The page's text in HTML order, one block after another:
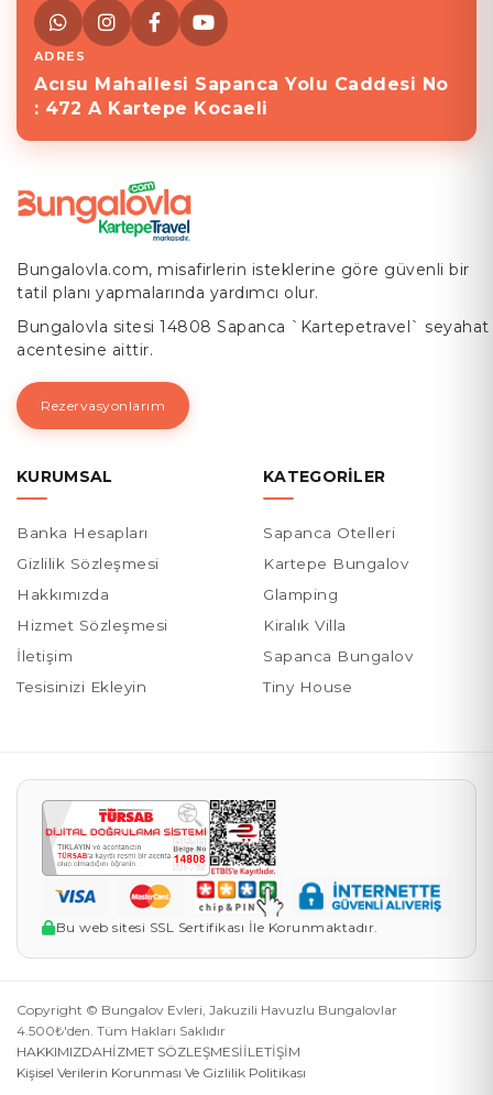
ADRES
Acısu Mahallesi Sapanca Yolu Caddesi No
: 472 A Kartepe Kocaeli
Bungalovla.com, misafirlerin isteklerine göre güvenli bir
tatil planı yapmalarında yardımcı olur.
Bungalovla sitesi 14808 Sapanca `Kartepetravel` seyahat
acentesine aittir.
Rezervasyonlarım
KURUMSAL
Banka Hesapları
Gizlilik Sözleşmesi
Hakkımızda
Hizmet Sözleşmesi
İletişim
Tesisinizi Ekleyin
KATEGORILER
Sapanca Otelleri
Kartepe Bungalov
Glamping
Kiralık Villa
Sapanca Bungalov
Tiny House
Bu web sitesi SSL Sertifikası İle Korunmaktadır.
Copyright © Bungalov Evleri, Jakuzili Havuzlu Bungalovlar
4.500₺'den. Tüm Hakları Saklıdır
HAKKIMIZDAHİZMET SÖZLEŞMESİİLETİŞİM
Kişisel Verilerin Korunması Ve Gizlilik Politikası